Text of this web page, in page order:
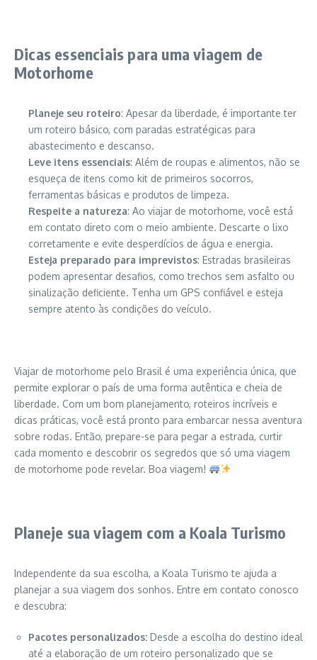
Dicas essenciais para uma viagem de
Motorhome
Planeje seu roteiro: Apesar da liberdade, é importante ter
um roteiro básico, com paradas estratégicas para
abastecimento e descanso.
Leve itens essenciais: Além de roupas e alimentos, não se
esqueça de itens como kit de primeiros socorros,
ferramentas básicas e produtos de limpeza.
Respeite a natureza: Ao viajar de motorhome, você está
em contato direto com o meio ambiente. Descarte o lixo
corretamente e evite desperdícios de água e energia.
Esteja preparado para imprevistos: Estradas brasileiras
podem apresentar desafios, como trechos sem asfalto ou
sinalização deficiente. Tenha um GPS confiável e esteja
sempre atento às condições do veículo.
Viajar de motorhome pelo Brasil é uma experiência única, que
permite explorar o país de uma forma autêntica e cheia de
liberdade. Com um bom planejamento, roteiros incríveis e
dicas práticas, você está pronto para embarcar nessa aventura
sobre rodas. Então, prepare-se para pegar a estrada, curtir
cada momento e descobrir os segredos que só uma viagem
de motorhome pode revelar. Boa viagem!
Planeje sua viagem com a Koala Turismo
Independente da sua escolha, a Koala Turismo te ajuda a
planejar a sua viagem dos sonhos. Entre em contato conosco
e descubra:
Pacotes personalizados: Desde a escolha do destino ideal
até a elaboração de um roteiro personalizado que se